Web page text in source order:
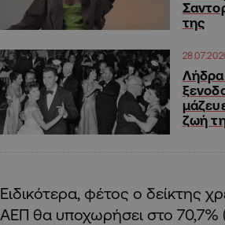
της
Λήδρα
ζωή
Ειδικότερα, φέτος ο δείκτης
ΑΕΠ θα υποχωρήσει στο 70,7%